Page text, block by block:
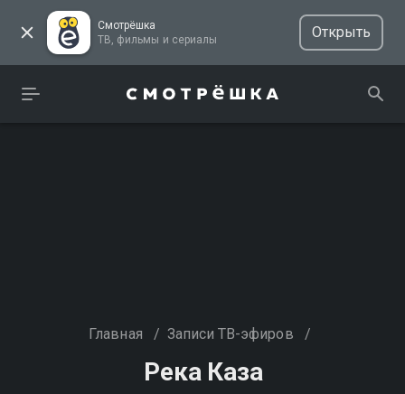
Смотрёшка
ТВ, фильмы и сериалы
Открыть
Главная / Записи ТВ-эфиров /
Река Каза